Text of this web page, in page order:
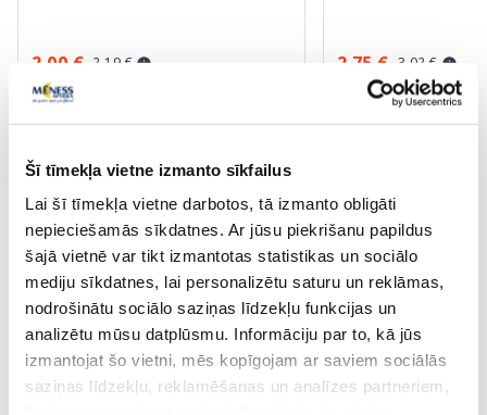
Šī tīmekļa vietne izmanto sīkfailus
Lai šī tīmekļa vietne darbotos, tā izmanto obligāti
nepieciešamās sīkdatnes. Ar jūsu piekrišanu papildus
šajā vietnē var tikt izmantotas statistikas un sociālo
mediju sīkdatnes, lai personalizētu saturu un reklāmas,
nodrošinātu sociālo saziņas līdzekļu funkcijas un
analizētu mūsu datplūsmu. Informāciju par to, kā jūs
izmantojat šo vietni, mēs kopīgojam ar saviem sociālās
saziņas līdzekļu, reklamēšanas un analīzes partneriem,
2.00 € 2.19 €
Pirkt
Standarta cena: 3.99 €
2.75 € 3.02 €
Page 1 of 10
Saules aizsardzībai vasarā ☀️
Vairāk...
-60% -60%